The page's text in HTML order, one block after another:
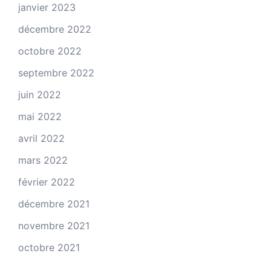
janvier 2023
décembre 2022
octobre 2022
septembre 2022
juin 2022
mai 2022
avril 2022
mars 2022
février 2022
décembre 2021
novembre 2021
octobre 2021